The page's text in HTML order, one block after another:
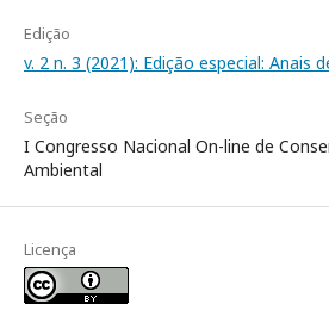
Edição
v. 2 n. 3 (2021): Edição especial: Anais
Seção
I Congresso Nacional On-line de
Ambiental
Licença